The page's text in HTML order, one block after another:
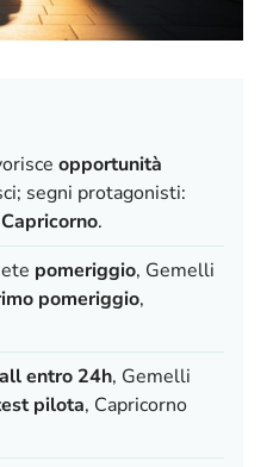
opportunità
segni protagonisti:
.
pomeriggio, Gemelli
pomeriggio,
entro 24h, Gemelli
pilota, Capricorno